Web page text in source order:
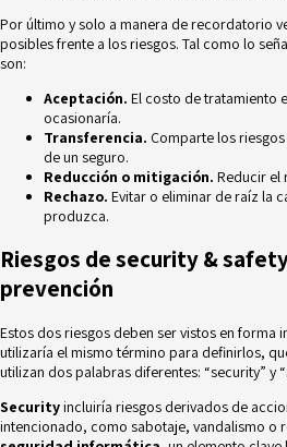
Por último y solo a manera de recordatorio
posiblesfrente a los riesgos. Tal como lo
son:
Aceptación. El costo de tratamiento
ocasionaría.
Transferencia. Comparte los
de un seguro.
Reducción o mitigación. Reducir el
Rechazo. Evitar o eliminar de raíz la
produzca.
Riesgos de security &
prevención
Estos dos riesgos deben ser vistos en forma
utilizaría el mismo término para definirlos,
utilizan dos palabras diferentes: “security” y
Securityincluiría riesgos derivados de
intencionado, como sabotaje, vandalismo o